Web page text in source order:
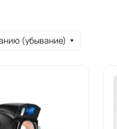
(убывание)